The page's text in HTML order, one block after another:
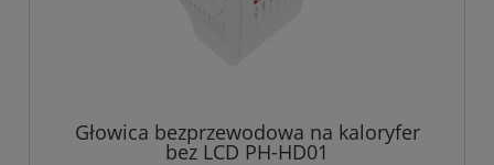
Głowica bezprzewodowa na kaloryfer
bez LCD PH-HD01